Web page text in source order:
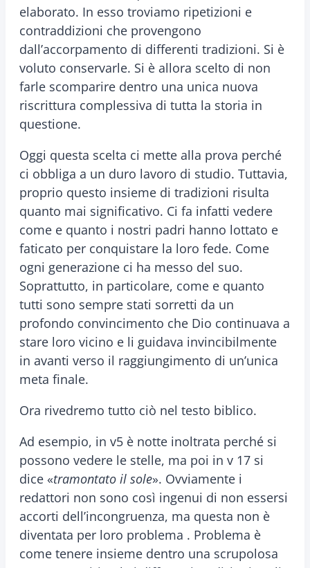
elaborato. In esso troviamo ripetizioni e
contraddizioni che provengono
dall’accorpamento di differenti tradizioni. Si è
voluto conservarle. Si è allora scelto di non
farle scomparire dentro una unica nuova
riscrittura complessiva di tutta la storia in
questione.
Oggi questa scelta ci mette alla prova perché
ci obbliga a un duro lavoro di studio. Tuttavia,
proprio questo insieme di tradizioni risulta
quanto mai significativo. Ci fa infatti vedere
come e quanto i nostri padri hanno lottato e
faticato per conquistare la loro fede. Come
ogni generazione ci ha messo del suo.
Soprattutto, in particolare, come e quanto
tutti sono sempre stati sorretti da un
profondo convincimento che Dio continuava a
stare loro vicino e li guidava invincibilmente
in avanti verso il raggiungimento di un’unica
meta finale.
Ora rivedremo tutto ciò nel testo biblico.
Ad esempio, in v5 è notte inoltrata perché si
possono vedere le stelle, ma poi in v 17 si
dice «tramontato il sole». Ovviamente i
redattori non sono così ingenui di non essersi
accorti dell’incongruenza, ma questa non è
diventata per loro problema . Problema è
come tenere insieme dentro una scrupolosa